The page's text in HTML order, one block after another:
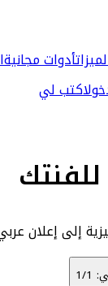
أدوات مجانية
اكتب لي
إلى إعلان
1